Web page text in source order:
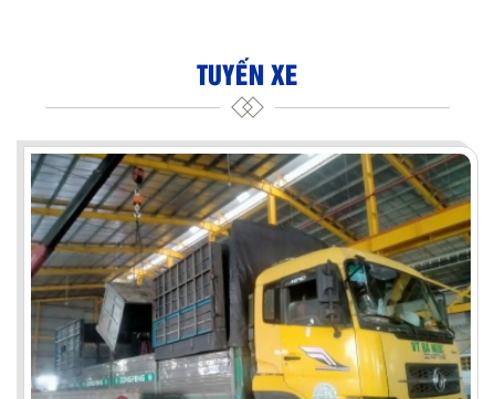
TUYẾN XE